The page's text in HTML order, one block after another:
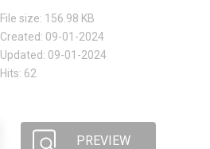
File size: 156.98 KB
Created: 09-01-2024
Updated: 09-01-2024
Hits: 62
PREVIEW